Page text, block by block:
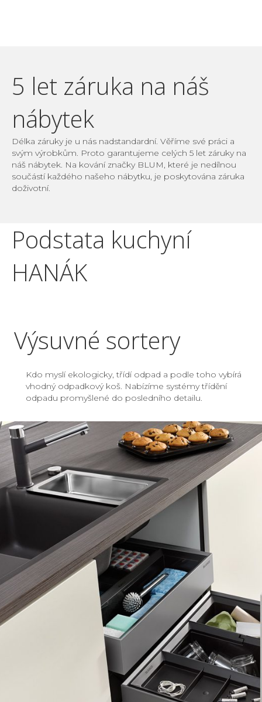
5 let záruka na náš
nábytek
Délka záruky je u nás nadstandardní. Věříme své práci a
svým výrobkům. Proto garantujeme celých 5 let záruky na
náš nábytek. Na kování značky BLUM, které je nedílnou
součástí každého našeho nábytku, je poskytována záruka
doživotní.
Podstata kuchyní
HANÁK
Výsuvné sortery
Kdo myslí ekologicky, třídí odpad a podle toho vybírá
vhodný odpadkový koš. Nabízíme systémy třídění
odpadu promyšlené do posledního detailu.